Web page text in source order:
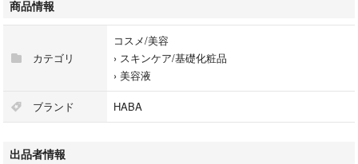
商品情報
カテゴリ
コスメ/美容
› スキンケア/基礎化粧品
› 美容液
ブランド HABA
出品者情報